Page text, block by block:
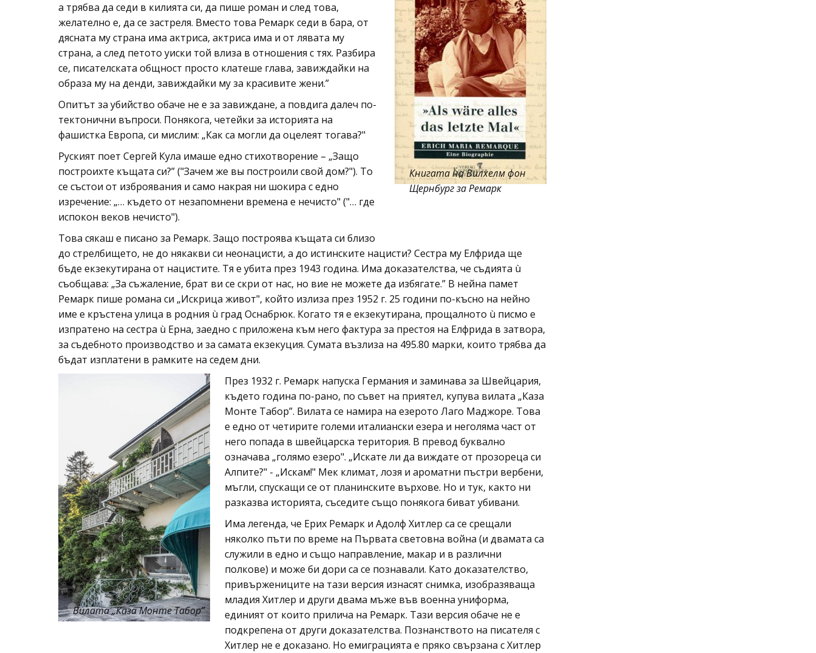
Книгата на Вилхелм фон
Щернбург за Ремарк
а трябва да седи в килията си, да пише роман и след това,
желателно е, да се застреля. Вместо това Ремарк седи в бара, от
дясната му страна има актриса, актриса има и от лявата му
страна, а след петото уиски той влиза в отношения с тях. Разбира
се, писателската общност просто клатеше глава, завиждайки на
образа му на денди, завиждайки му за красивите жени.”
Опитът за убийство обаче не е за завиждане, а повдига далеч по-
тектонични въпроси. Понякога, четейки за историята на
фашистка Европа, си мислим: „Как са могли да оцелеят тогава?"
Руският поет Сергей Кула имаше едно стихотворение – „Защо
построихте къщата си?” ("Зачем же вы построили свой дом?"). То
се състои от изброявания и само накрая ни шокира с едно
изречение: „… където от незапомнени времена е нечисто" ("… где
испокон веков нечисто").
Това сякаш е писано за Ремарк. Защо построява къщата си близо
до стрелбището, не до някакви си неонацисти, а до истинските нацисти? Сестра му Елфрида ще
бъде екзекутирана от нацистите. Тя е убита през 1943 година. Има доказателства, че съдията ù
съобщава: „За съжаление, брат ви се скри от нас, но вие не можете да избягате.” В нейна памет
Ремарк пише романа си „Искрица живот", който излиза през 1952 г. 25 години по-късно на нейно
име е кръстена улица в родния ù град Оснабрюк. Когато тя е екзекутирана, прощалното ù писмо е
изпратено на сестра ù Ерна, заедно с приложена към него фактура за престоя на Елфрида в затвора,
за съдебното производство и за самата екзекуция. Сумата възлиза на 495.80 марки, които трябва да
бъдат изплатени в рамките на седем дни.
Вилата „Каза Монте Табор”
През 1932 г. Ремарк напуска Германия и заминава за Швейцария,
където година по-рано, по съвет на приятел, купува вилата „Каза
Монте Табор”. Вилата се намира на езерото Лаго Маджоре. Това
е едно от четирите големи италиански езера и неголяма част от
него попада в швейцарска територия. В превод буквално
означава „голямо езеро". „Искате ли да виждате от прозореца си
Алпите?" - „Искам!" Мек климат, лозя и ароматни пъстри вербени,
мъгли, спускащи се от планинските върхове. Но и тук, както ни
разказва историята, съседите също понякога биват убивани.
Има легенда, че Ерих Ремарк и Адолф Хитлер са се срещали
няколко пъти по време на Първата световна война (и двамата са
служили в едно и също направление, макар и в различни
полкове) и може би дори са се познавали. Като доказателство,
привържениците на тази версия изнасят снимка, изобразяваща
младия Хитлер и други двама мъже във военна униформа,
единият от които прилича на Ремарк. Тази версия обаче не е
подкрепена от други доказателства. Познанството на писателя с
Хитлер не е доказано. Но емиграцията е пряко свързана с Хитлер